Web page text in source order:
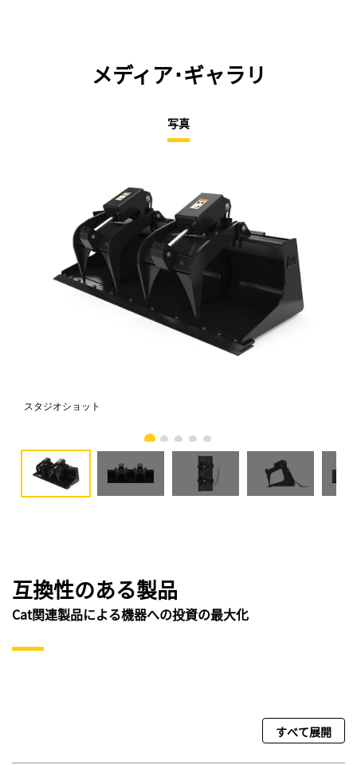
メディア･ギャラリ
写真
スタジオショット
互換性のある製品
Cat関連製品による機器への投資の最大化
すべて展開